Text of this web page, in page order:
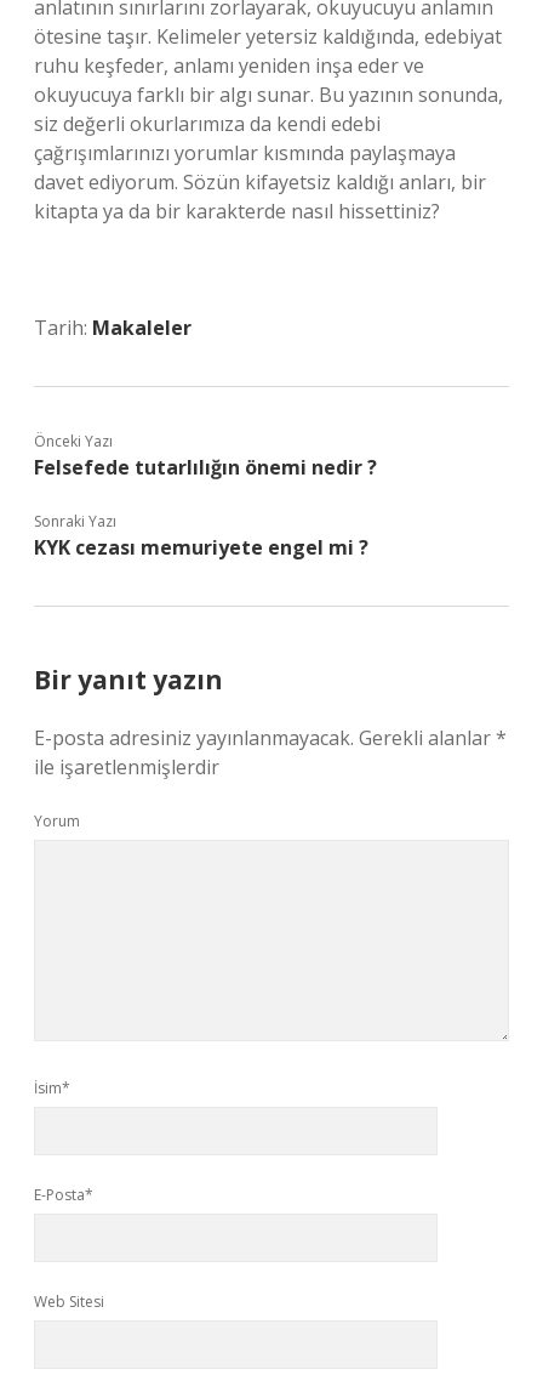
anlatının sınırlarını zorlayarak, okuyucuyu anlamın
ötesine taşır. Kelimeler yetersiz kaldığında, edebiyat
ruhu keşfeder, anlamı yeniden inşa eder ve
okuyucuya farklı bir algı sunar. Bu yazının sonunda,
siz değerli okurlarımıza da kendi edebi
çağrışımlarınızı yorumlar kısmında paylaşmaya
davet ediyorum. Sözün kifayetsiz kaldığı anları, bir
kitapta ya da bir karakterde nasıl hissettiniz?
Tarih: Makaleler
Önceki Yazı
Felsefede tutarlılığın önemi nedir ?
Sonraki Yazı
KYK cezası memuriyete engel mi ?
Bir yanıt yazın
E-posta adresiniz yayınlanmayacak. Gerekli alanlar*
ile işaretlenmişlerdir
Yorum
İsim*
E-Posta*
Web Sitesi